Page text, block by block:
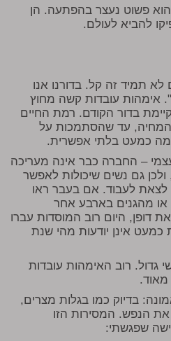
הוא פשוט נעצר בהפתעה. הן
להביא לעולם.
תמיד זה קל. בדורנו אנו
אימהות עובדות קשה מחוץ
בדור הקודם. רמת החיים
המחיה, עד שהסתמכות על
כמעט בלתי אפשרית.
– החברה כבר אינה מעריכה
גם נשים שיכולות לאפשר
לצאת לעבוד. אם בעבר ראו
או מהגנים בארבע אחר
דופן, היום רוב המוסדות עברו
כמעט אינן יודעות מהי שנת
גדול. רוב האימהות עובדות
מאוד.
בדיוק כמו בגלות מצרים,
הנפש. המסירות הזו
שפגשתי: